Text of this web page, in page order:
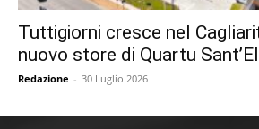
Tuttigiorni cresce nel
nuovo store di Quartu
Redazione - 30 Luglio 2026